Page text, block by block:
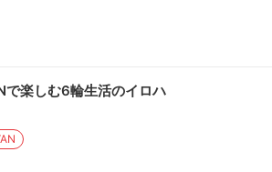
楽しむ6輪生活のイロハ